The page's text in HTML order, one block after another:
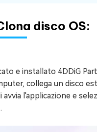
disco OS:
e installato 4DDiG
collega un disco
l'applicazione e